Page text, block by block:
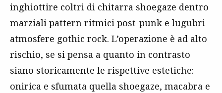
inghiottire coltri di chitarra shoegaze dentro
marziali pattern ritmici post-punk e lugubri
atmosfere gothic rock. L’operazione è ad alto
rischio, se si pensa a quanto in contrasto
siano storicamente le rispettive estetiche:
onirica e sfumata quella shoegaze, macabra e